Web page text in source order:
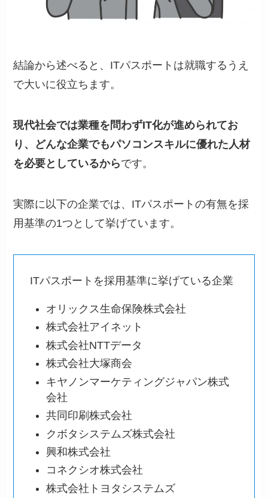
結論から述べると、ITパスポートは就職するうえ
で大いに役立ちます。
現代社会では業種を問わずIT化が進められてお
り、どんな企業でもパソコンスキルに優れた人材
を必要としているからです。
実際に以下の企業では、ITパスポートの有無を採
用基準の1つとして挙げています。
ITパスポートを採用基準に挙げている企業
オリックス生命保険株式会社
株式会社アイネット
株式会社NTTデータ
株式会社大塚商会
キヤノンマーケティングジャパン株式
会社
共同印刷株式会社
クボタシステムズ株式会社
興和株式会社
コネクシオ株式会社
株式会社トヨタシステムズ